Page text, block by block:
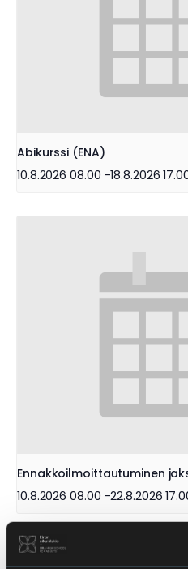
Abikurssi (ENA)
10.8.2026 08.00 -18.8.2026
Ennakkoilmoittautuminen
10.8.2026 08.00 -22.8.2026